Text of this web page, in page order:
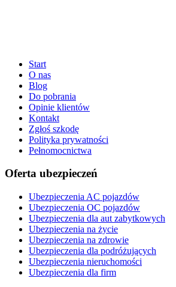
Start
O nas
Blog
Do pobrania
Opinie klientów
Kontakt
Zgłoś szkodę
Polityka prywatności
Pełnomocnictwa
Oferta ubezpieczeń
Ubezpieczenia AC pojazdów
Ubezpieczenia OC pojazdów
Ubezpieczenia dla aut zabytkowych
Ubezpieczenia na życie
Ubezpieczenia na zdrowie
Ubezpieczenia dla podróżujących
Ubezpieczenia nieruchomości
Ubezpieczenia dla firm